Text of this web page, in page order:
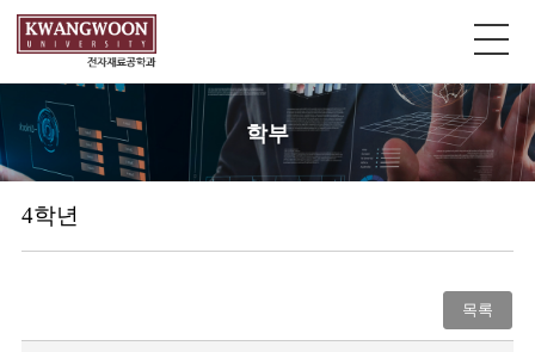
학부
4학년
목록